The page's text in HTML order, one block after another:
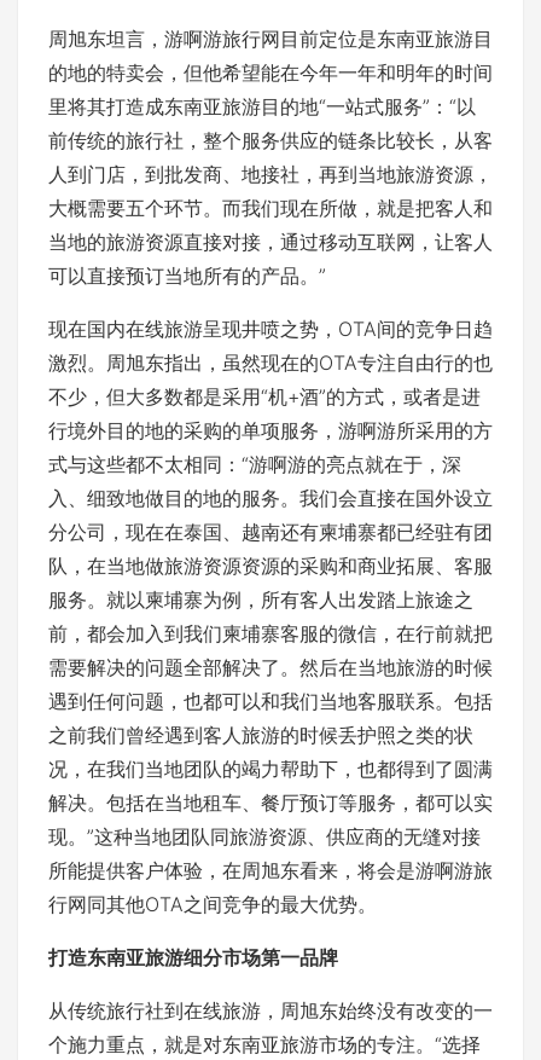
周旭东坦言，游啊游旅行网目前定位是东南亚旅游目
的地的特卖会，但他希望能在今年一年和明年的时间
里将其打造成东南亚旅游目的地“一站式服务”：“以
前传统的旅行社，整个服务供应的链条比较长，从客
人到门店，到批发商、地接社，再到当地旅游资源，
大概需要五个环节。而我们现在所做，就是把客人和
当地的旅游资源直接对接，通过移动互联网，让客人
可以直接预订当地所有的产品。”
现在国内在线旅游呈现井喷之势，OTA间的竞争日趋
激烈。周旭东指出，虽然现在的OTA专注自由行的也
不少，但大多数都是采用“机+酒”的方式，或者是进
行境外目的地的采购的单项服务，游啊游所采用的方
式与这些都不太相同：“游啊游的亮点就在于，深
入、细致地做目的地的服务。我们会直接在国外设立
分公司，现在在泰国、越南还有柬埔寨都已经驻有团
队，在当地做旅游资源资源的采购和商业拓展、客服
服务。就以柬埔寨为例，所有客人出发踏上旅途之
前，都会加入到我们柬埔寨客服的微信，在行前就把
需要解决的问题全部解决了。然后在当地旅游的时候
遇到任何问题，也都可以和我们当地客服联系。包括
之前我们曾经遇到客人旅游的时候丢护照之类的状
况，在我们当地团队的竭力帮助下，也都得到了圆满
解决。包括在当地租车、餐厅预订等服务，都可以实
现。”这种当地团队同旅游资源、供应商的无缝对接
所能提供客户体验，在周旭东看来，将会是游啊游旅
行网同其他OTA之间竞争的最大优势。
打造东南亚旅游细分市场第一品牌
从传统旅行社到在线旅游，周旭东始终没有改变的一
个施力重点，就是对东南亚旅游市场的专注。“选择